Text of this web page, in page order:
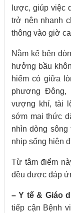
lược, giúp việc
trở nên nhanh
thông vào giờ
Nằm kế bên
hưởng bầu
hiếm có giữa
phương Đông,
vượng khí, tài
sớm mai thức
nhìn dòng
nhịp sống hiện
Từ tâm điểm
đều được đáp
– Y tế & Giáo
tiếp cận Bệnh